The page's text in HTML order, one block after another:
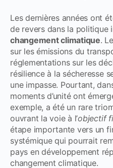
Les dernières années ont
de revers dans la politique
changement climatique.
sur les émissions du
réglementations sur les
résilience à la sécheresse
une impasse. Pourtant,
moments d’unité ont
exemple, a été un rare
ouvrant la voie à l’objectif
étape importante vers un
systémique qui pourrait
pays en développement
changement climatique.